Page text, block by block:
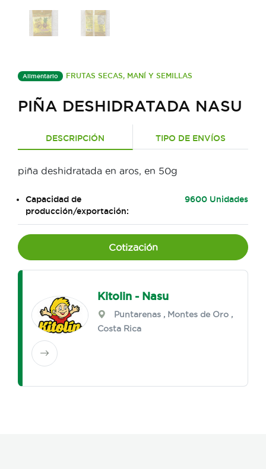
Alimentario FRUTAS SECAS, MANÍ Y SEMILLAS
PIÑA DESHIDRATADA NASU
DESCRIPCIÓN TIPO DE ENVÍOS
piña deshidratada en aros, en 50g
Capacidad de
producción/exportación:
9600 Unidades
Cotización
Kitolin - Nasu
Puntarenas , Montes de Oro ,
Costa Rica